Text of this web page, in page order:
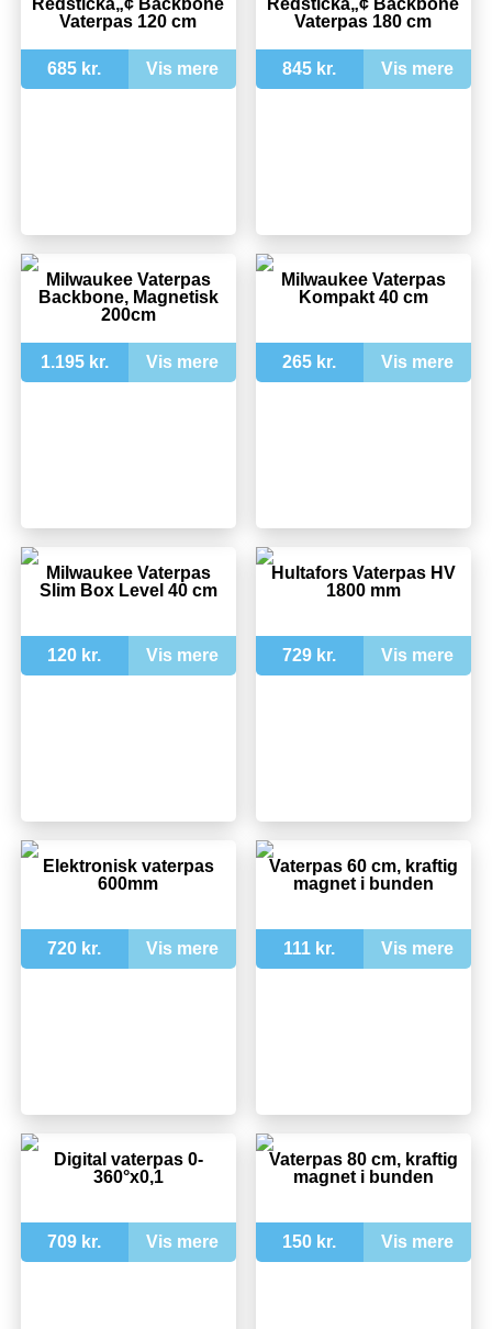
Vaterpas 120 cm
685 kr. Vis mere
Vaterpas 180 cm
845 kr. Vis mere
Milwaukee Vaterpas
Backbone, Magnetisk
200cm
1.195 kr. Vis mere
Milwaukee Vaterpas
Kompakt 40 cm
265 kr. Vis mere
Milwaukee Vaterpas
Slim Box Level 40 cm
120 kr. Vis mere
Hultafors Vaterpas HV
1800 mm
729 kr. Vis mere
Elektronisk vaterpas
600mm
720 kr. Vis mere
Vaterpas 60 cm, kraftig
magnet i bunden
111 kr. Vis mere
Digital vaterpas 0-
360°x0,1
709 kr. Vis mere
Vaterpas 80 cm, kraftig
magnet i bunden
150 kr. Vis mere